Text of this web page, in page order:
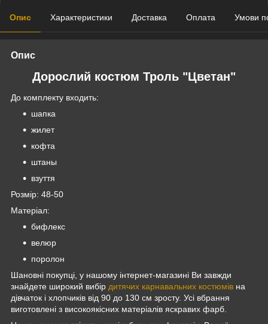
Опис Характеристики Доставка Оплата Умови
Опис
Дорослий костюм Троль "Цветан"
До комплекту входить:
шапка
жилет
кофта
штаны
взуття
Розмір: 48-50
Матеріал:
бифлекс
велюр
поролон
Шановні покупці, у нашому інтернет-магазині Ви завжди
знайдете широкий вибір дитячих карнавальних костюмів на
дівчаток і хлопчиків від 90 до 130 см зросту. Усі вбрання
виготовлені з високоякісних матеріалів яскравих фарб.